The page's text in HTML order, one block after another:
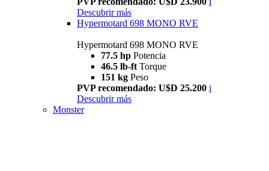
Descubrir más
Hypermotard 698 MONO RVE
Hypermotard 698 MONO RVE
77.5 hp Potencia
46.5 lb-ft Torque
151 kg Peso
PVP recomendado: U$D 25.200 i
Descubrir más
Monster